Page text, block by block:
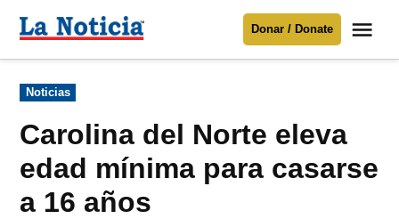
Para mantenerte informado necesitamos
Donar
contenido
Noticia
Donar / Donate
Publicado
en
Noticias
Carolina del Norte eleva
edad mínima para casarse
a 16 años